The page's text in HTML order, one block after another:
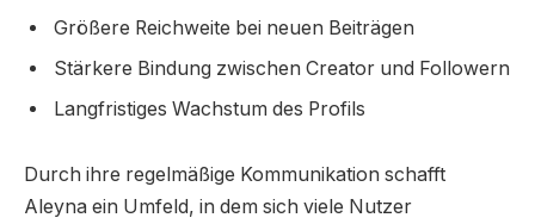
Größere Reichweite bei neuen Beiträgen
Stärkere Bindung zwischen Creator und Followern
Langfristiges Wachstum des Profils
Durch ihre regelmäßige Kommunikation schafft
Aleyna ein Umfeld, in dem sich viele Nutzer